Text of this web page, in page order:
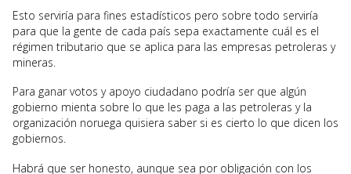
Esto serviría para fines estadísticos pero sobre todo serviría
para que la gente de cada país sepa exactamente cuál es el
régimen tributario que se aplica para las empresas petroleras y
mineras.
Para ganar votos y apoyo ciudadano podría ser que algún
gobierno mienta sobre lo que les paga a las petroleras y la
organización noruega quisiera saber si es cierto lo que dicen los
gobiernos.
Habrá que ser honesto, aunque sea por obligación con los